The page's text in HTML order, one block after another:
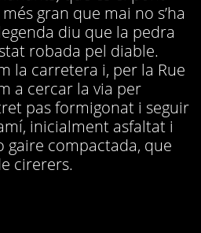
gran que mai no s’ha
diu que la pedra
robada pel diable.
la carretera i, per la Rue
a cercar la via per
pas formigonat i seguir
inicialment asfaltat i
gaire compactada, que
cirerers.